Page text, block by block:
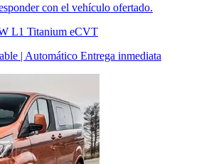
con el vehículo ofertado.
L1 Titanium eCVT
| Automático Entrega inmediata